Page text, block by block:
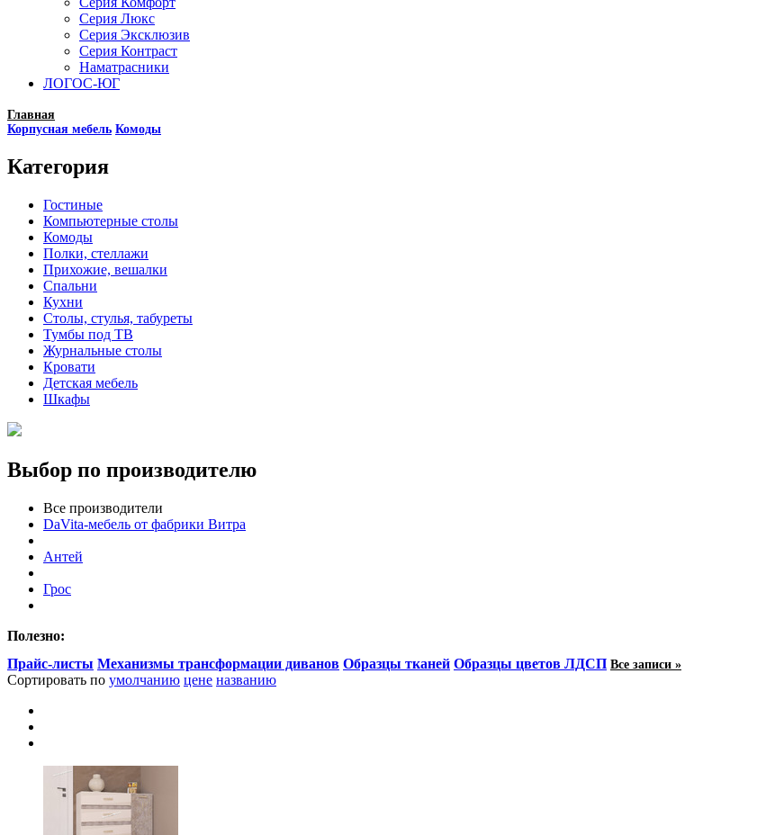
Серия Люкс
Серия Эксклюзив
Серия Контраст
Наматрасники
ЛОГОС-ЮГ
Главная
Корпусная мебель Комоды
Категория
Гостиные
Компьютерные столы
Комоды
Полки, стеллажи
Прихожие, вешалки
Спальни
Кухни
Столы, стулья, табуреты
Тумбы под ТВ
Журнальные столы
Кровати
Детская мебель
Шкафы
Выбор по производителю
Все производители
DaVita-мебель от фабрики Витра
Антей
Грос
Полезно:
Прайс-листы Механизмы трансформации диванов Образцы тканей Образцы цветов ЛДСП Все записи »
Сортировать по умолчанию цене названию